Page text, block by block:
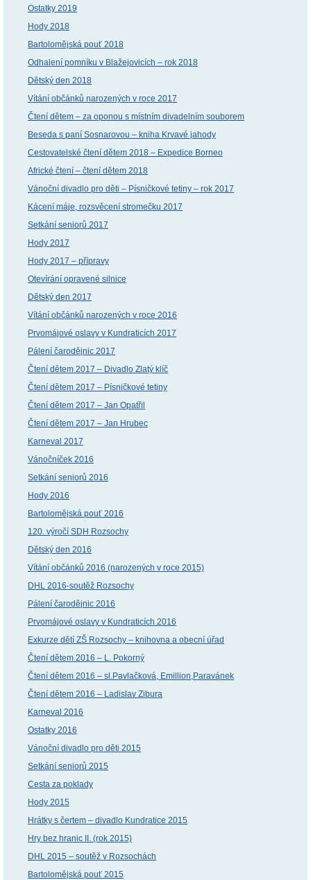
Ostatky 2019
Hody 2018
Bartolomějská pouť 2018
Odhalení pomníku v Blažejovicích – rok 2018
Dětský den 2018
Vítání občánků narozených v roce 2017
Čtení dětem – za oponou s místním divadelním souborem
Beseda s paní Sosnarovou – kniha Krvavé jahody
Cestovatelské čtení dětem 2018 – Expedice Borneo
Africké čtení – čtení dětem 2018
Vánoční divadlo pro děti – Písničkové tetiny – rok 2017
Kácení máje, rozsvěcení stromečku 2017
Setkání seniorů 2017
Hody 2017
Hody 2017 – přípravy
Otevírání opravené silnice
Dětský den 2017
Vítání občánků narozených v roce 2016
Prvomájové oslavy v Kundraticích 2017
Pálení čarodějnic 2017
Čtení dětem 2017 – Divadlo Zlatý klíč
Čtení dětem 2017 – Písničkové tetiny
Čtení dětem 2017 – Jan Opatřil
Čtení dětem 2017 – Jan Hrubec
Karneval 2017
Vánočníček 2016
Setkání seniorů 2016
Hody 2016
Bartolomějská pouť 2016
120. výročí SDH Rozsochy
Dětský den 2016
Vítání občánků 2016 (narozených v roce 2015)
DHL 2016-soutěž Rozsochy
Pálení čarodějnic 2016
Prvomájové oslavy v Kundraticích 2016
Exkurze dětí ZŠ Rozsochy – knihovna a obecní úřad
Čtení dětem 2016 – L. Pokorný
Čtení dětem 2016 – sl.Pavlačková, Emillion,Paravánek
Čtení dětem 2016 – Ladislav Zibura
Karneval 2016
Ostatky 2016
Vánoční divadlo pro děti 2015
Setkání seniorů 2015
Cesta za poklady
Hody 2015
Hrátky s čertem – divadlo Kundratice 2015
Hry bez hranic II. (rok 2015)
DHL 2015 – soutěž v Rozsochách
Bartolomějská pouť 2015